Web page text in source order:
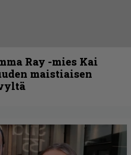
Ray -mies Kai
maistiaisen